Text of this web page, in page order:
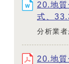
20.地
式、
分析業
20.地